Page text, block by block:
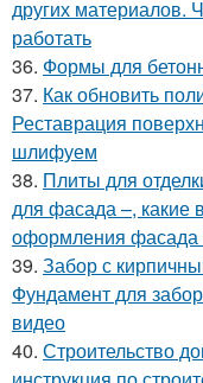
других материалов.
работать
36. Формы для
37. Как обновить
Реставрация
шлифуем
38. Плиты для
для фасада –, какие
оформления фасада
39. Забор с
Фундамент для
видео
40. Строительство